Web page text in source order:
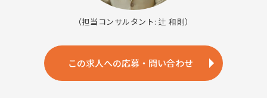
（担当コンサルタント: 辻 和則）
この求人への応募・問い合わせ